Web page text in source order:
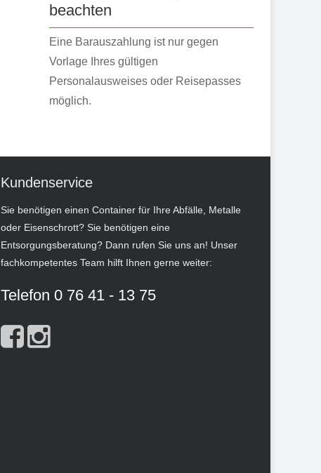
beachten
Eine Barauszahlung ist nur gegen
Vorlage Ihres gültigen
Personalausweises oder Reisepasses
möglich.
Kundenservice
Sie benötigen einen Container für Ihre Abfälle, Metalle
oder Eisenschrott? Sie benötigen eine
Entsorgungsberatung? Dann rufen Sie uns an! Unser
fachkompetentes Team hilft Ihnen gerne weiter:
Telefon 0 76 41 - 13 75